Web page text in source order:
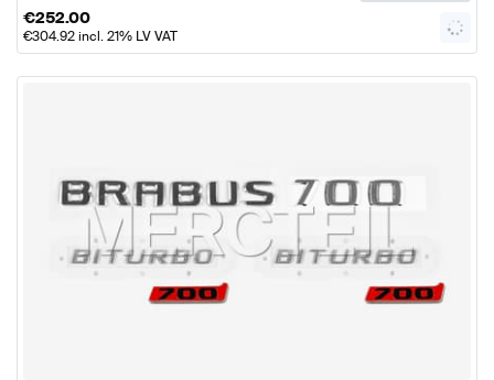
€252.00
€304.92incl. 21% LV VAT